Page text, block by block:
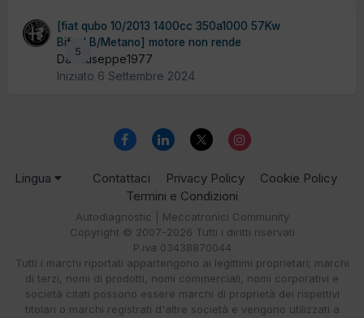
5
[fiat qubo 10/2013 1400cc 350a1000 57Kw
Bifuel B/Metano] motore non rende
Da Giuseppe1977
Iniziato 6 Settembre 2024
Lingua Contattaci Privacy Policy
Cookie Policy
Termini e Condizioni
Autodiagnostic | Meccatronici Community
Copyright © 2007-2026 Tutti i diritti riservati
P.iva 03438870044
Tutti i marchi riportati appartengono ai legittimi proprietari; marchi
di terzi, nomi di prodotti, nomi commerciali, nomi corporativi e
società citati possono essere marchi di proprietà dei rispettivi
titolari o marchi registrati d'altre società e vengono utilizzati a